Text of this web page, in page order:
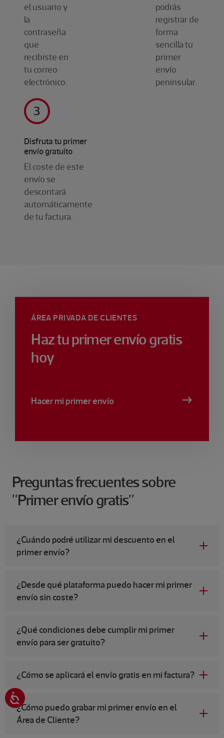
el usuario y
la
contraseña
que
recibiste en
tu correo
electrónico.
podrás
registrar de
forma
sencilla tu
primer
envío
peninsular.
Disfruta tu primer
envío gratuito
El coste de este
envío se
descontará
automáticamente
de tu factura.
ÁREA PRIVADA DE CLIENTES
Haz tu primer envío gratis
hoy
Hacer mi primer envío
Preguntas frecuentes sobre
"Primer envío gratis"
¿Cuándo podré utilizar mi descuento en el
primer envío?
¿Desde qué plataforma puedo hacer mi primer
envío sin coste?
¿Qué condiciones debe cumplir mi primer
envío para ser gratuito?
¿Cómo se aplicará el envío gratis en mi factura?
¿Cómo puedo grabar mi primer envío en el
Área de Cliente?